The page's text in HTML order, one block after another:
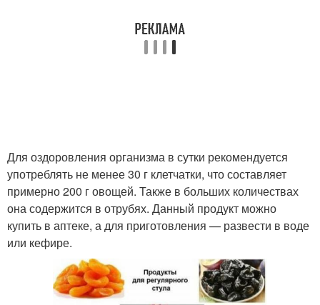
Для оздоровления организма в сутки рекомендуется
употреблять не менее 30 г клетчатки, что составляет
примерно 200 г овощей. Также в больших количествах
она содержится в отрубях. Данный продукт можно
купить в аптеке, а для приготовления — развести в воде
или кефире.